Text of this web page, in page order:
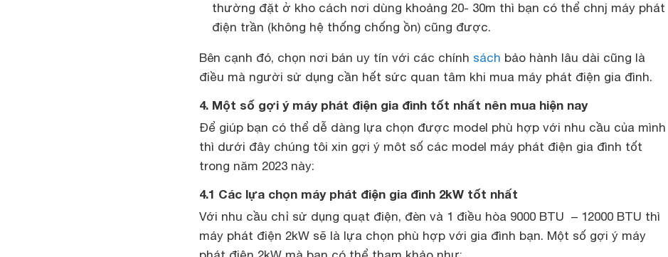
thường đặt ở kho cách nơi dùng khoảng 20- 30m thì bạn có thể chnj máy phát
điện trần (không hệ thống chống ồn) cũng được.
Bên cạnh đó, chọn nơi bán uy tín với các chính sách bảo hành lâu dài cũng là
điều mà người sử dụng cần hết sức quan tâm khi mua máy phát điện gia đình.
4. Một số gợi ý máy phát điện gia đình tốt nhất nên mua hiện nay
Để giúp bạn có thể dễ dàng lựa chọn được model phù hợp với nhu cầu của mình
thì dưới đây chúng tôi xin gợi ý môt số các model máy phát điện gia đình tốt
trong năm 2023 này:
4.1 Các lựa chọn máy phát điện gia đình 2kW tốt nhất
Với nhu cầu chỉ sử dụng quạt điện, đèn và 1 điều hòa 9000 BTU – 12000 BTU thì
máy phát điện 2kW sẽ là lựa chọn phù hợp với gia đình bạn. Một số gợi ý máy